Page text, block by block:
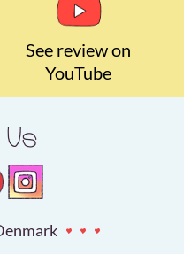
See review on
YouTube
Us